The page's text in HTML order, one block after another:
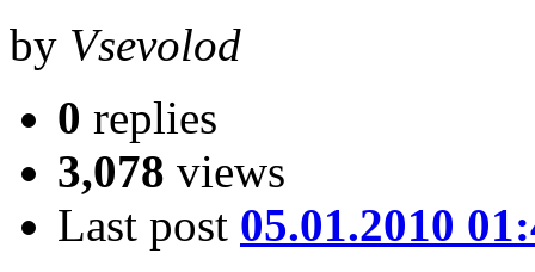
by Vsevolod
0 replies
3,078 views
Last post 05.01.2010